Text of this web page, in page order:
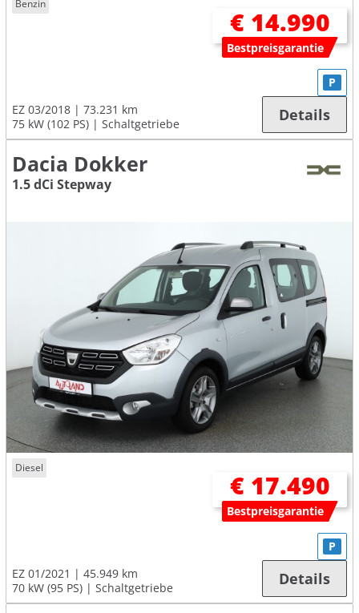
Benzin
€ 14.990
Bestpreisgarantie
EZ 03/2018
73.231 km
75 kW (102 PS)
Schaltgetriebe
P
Details
Dacia Dokker
1.5 dCi Stepway
Diesel
€ 17.490
Bestpreisgarantie
EZ 01/2021
45.949 km
70 kW (95 PS)
Schaltgetriebe
P
Details